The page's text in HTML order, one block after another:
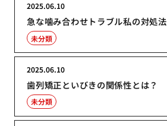
急な噛み合わせトラブル私の対処法
2025.06.10
未分類
歯列矯正といびきの関係性とは？
2025.06.10
未分類